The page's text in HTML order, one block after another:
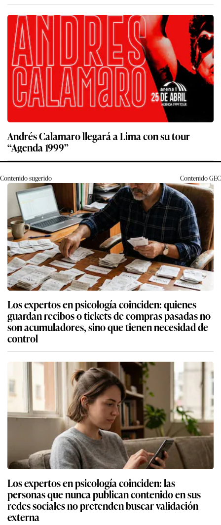
Andrés Calamaro llegará a Lima con su tour
“Agenda 1999”
Contenido sugerido ContenidoGEC
Los expertos en psicología coinciden: quienes
guardan recibos o tickets de compras pasadas no
son acumuladores, sino que tienen necesidad de
control
Los expertos en psicología coinciden: las
personas que nunca publican contenido en sus
redes sociales no pretenden buscar validación
externa